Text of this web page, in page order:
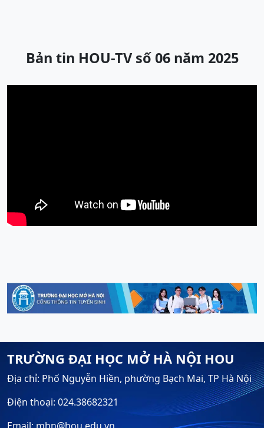
Bản tin HOU-TV số 06 năm 2025
TRƯỜNG ĐẠI HỌC MỞ HÀ NỘI HOU
Địa chỉ: Phố Nguyễn Hiền, phường Bạch Mai, TP Hà Nội
Điện thoại: 024.38682321